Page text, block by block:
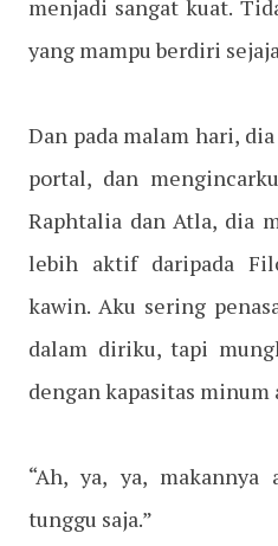
menjadi sangat kuat.
yang mampu berdiri
Dan pada malam hari,
portal, dan
Raphtalia dan Atla, dia
lebih aktif daripada
kawin. Aku sering
dalam diriku, tapi
dengan kapasitas minum
“Ah, ya, ya, makannya
tunggu saja.”